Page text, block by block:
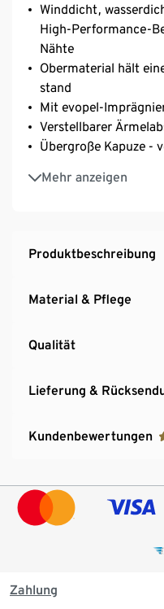
Winddicht,
High-Performance-
Nähte
Obermaterial hält
stand
Mit evopel-
Verstellbarer
Übergroße Kapuze -
Mehr anzeigen
2 große Taschen auf
Mit Taftfutter
Produktbeschreibung
Material & Pflege
Qualität
Lieferung &
Kundenbewertungen
Zahlung